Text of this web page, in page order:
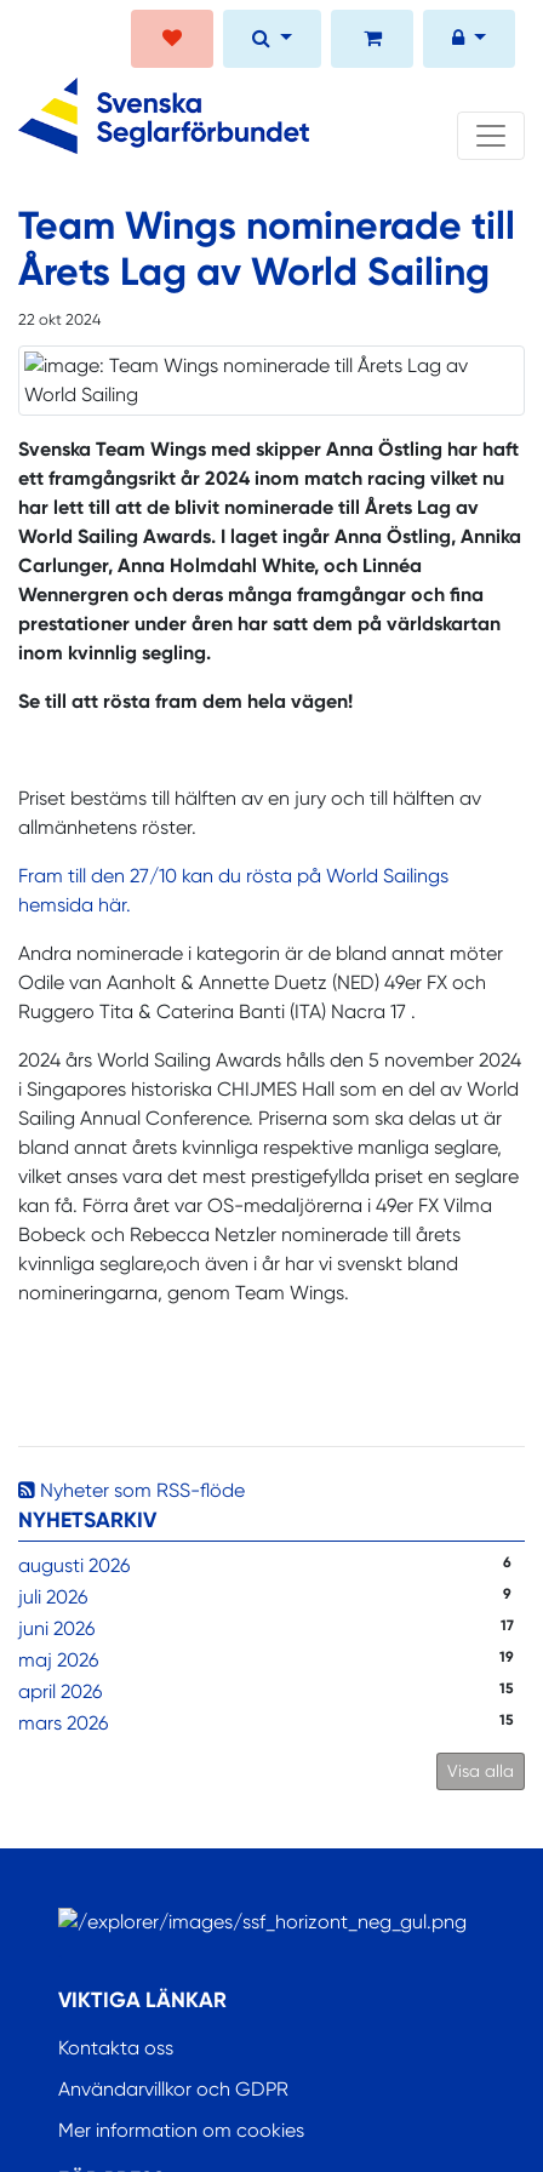
Nyheter som RSS-flöde
NYHETSARKIV
augusti 2026 6
juli 2026 9
juni 2026 17
maj 2026 19
april 2026 15
mars 2026 15
Visa alla
Team Wings nominerade till
Årets Lag av World Sailing
22 okt 2024
Svenska Team Wings med skipper Anna Östling har haft
ett framgångsrikt år 2024 inom match racing vilket nu
har lett till att de blivit nominerade till Årets Lag av
World Sailing Awards. I laget ingår Anna Östling, Annika
Carlunger, Anna Holmdahl White, och Linnéa
Wennergren och deras många framgångar och fina
prestationer under åren har satt dem på världskartan
inom kvinnlig segling.
Se till att rösta fram dem hela vägen!
Priset bestäms till hälften av en jury och till hälften av
allmänhetens röster.
Fram till den 27/10 kan du rösta på World Sailings
hemsida här.
Andra nominerade i kategorin är de bland annat möter
Odile van Aanholt & Annette Duetz (NED) 49er FX och
Ruggero Tita & Caterina Banti (ITA) Nacra 17 .
2024 års World Sailing Awards hålls den 5 november 2024
i Singapores historiska CHIJMES Hall som en del av World
Sailing Annual Conference. Priserna som ska delas ut är
bland annat årets kvinnliga respektive manliga seglare,
vilket anses vara det mest prestigefyllda priset en seglare
kan få. Förra året var OS-medaljörerna i 49er FX Vilma
Bobeck och Rebecca Netzler nominerade till årets
kvinnliga seglare,och även i år har vi svenskt bland
nomineringarna, genom Team Wings.
VIKTIGA LÄNKAR
Kontakta oss
Användarvillkor och GDPR
Mer information om cookies